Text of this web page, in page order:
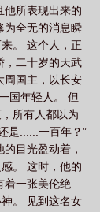
他所表现出来的
为全无的消息瞬
。 这个人，正
，二十岁的天武
周国主，以长安
国年轻人。 但
所有人都以为
是......一百年？”
目光盈动着，
。 这时，他的
着一张美伦绝
。 见到这名女